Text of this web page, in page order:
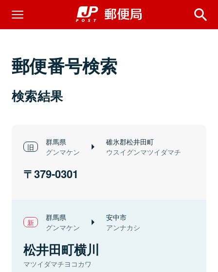
郵便番号検索
検索結果
群馬県
グンマケン
碓氷郡松井田町
ウスイグンマツイダマチ
379-0301
群馬県
グンマケン
安中市
アンナカシ
松井田町横川
マツイダマチヨコカワ